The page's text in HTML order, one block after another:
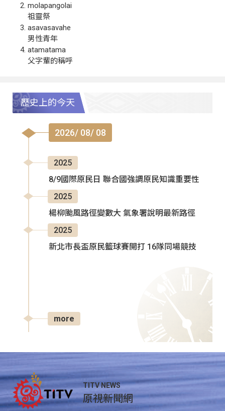
molapangolai
祖靈祭
asavasavahe
男性青年
atamatama
父字輩的稱呼
歷史上的今天
2026/ 08/ 08
2025
8/9國際原民日 聯合國強調原民知識重要性
2025
楊柳颱風路徑變數大 氣象署說明最新路徑
2025
新北市長盃原民籃球賽開打 16隊同場競技
more
TITV NEWS
原視新聞網